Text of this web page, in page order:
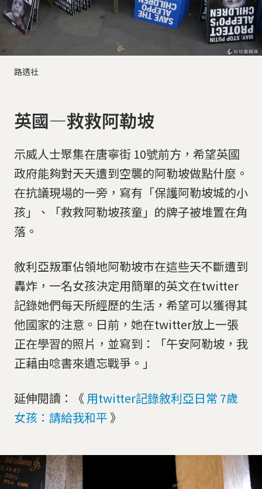
路透社
英國—救救阿勒坡
示威人士聚集在唐寧街 10號前方，希望英國
政府能夠對天天遭到空襲的阿勒坡做點什麼。
在抗議現場的一旁，寫有「保護阿勒坡城的小
孩」、「救救阿勒坡孩童」的牌子被堆置在角
落。
敘利亞叛軍佔領地阿勒坡市在這些天不斷遭到
轟炸，一名女孩決定用簡單的英文在twitter
記錄她們每天所經歷的生活，希望可以獲得其
他國家的注意。日前，她在twitter放上一張
正在學習的照片，並寫到：「午安阿勒坡，我
正藉由唸書來遺忘戰爭。」
延伸閱讀：《 用twitter記錄敘利亞日常 7歲
女孩：請給我和平 》